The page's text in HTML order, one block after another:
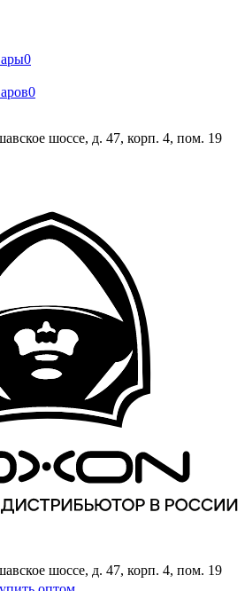
0
0
шоссе, д. 47, корп. 4, пом. 19
шоссе, д. 47, корп. 4, пом. 19